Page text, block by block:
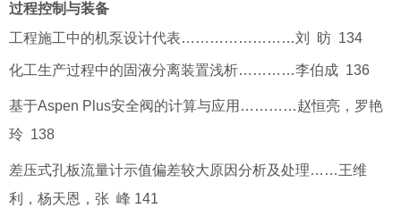
过程控制与装备
工程施工中的机泵设计代表……………………刘 昉 134
化工生产过程中的固液分离装置浅析…………李伯成 136
基于Aspen Plus安全阀的计算与应用…………赵恒亮，罗艳
玲 138
差压式孔板流量计示值偏差较大原因分析及处理……王维
利，杨天恩，张 峰 141